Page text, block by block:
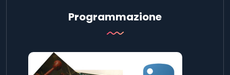
Programmazione